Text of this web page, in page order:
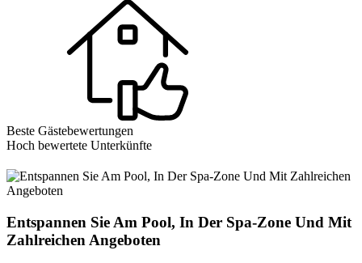
Beste Gästebewertungen
Hoch bewertete Unterkünfte
Entspannen Sie Am Pool, In Der Spa-Zone Und Mit
Zahlreichen Angeboten